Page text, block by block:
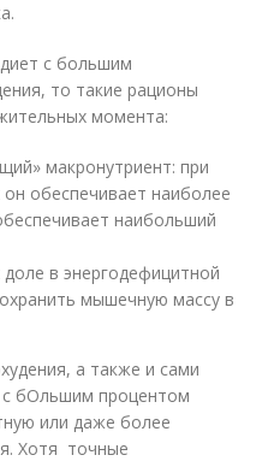
с большим
то такие рационы
момента:
макронутриент: при
обеспечивает наиболее
наибольший
в энергодефицитной
мышечную массу в
а также и сами
бОльшим процентом
или даже более
Хотя точные